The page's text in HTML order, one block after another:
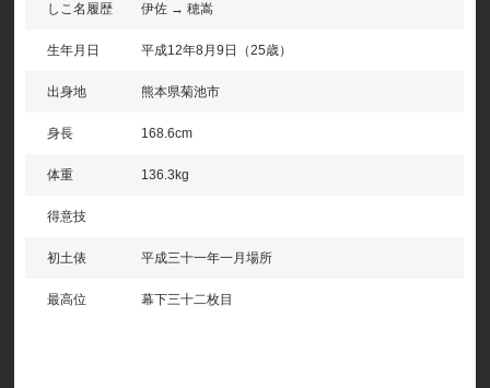
しこ名履歴 伊佐 → 穂嵩
生年月日 平成12年8月9日（25歳）
出身地 熊本県菊池市
身長 168.6cm
体重 136.3kg
得意技
初土俵 平成三十一年一月場所
最高位 幕下三十二枚目